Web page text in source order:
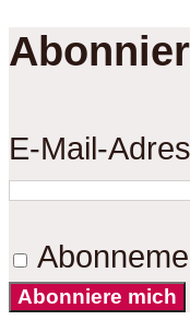
E-Mail-
Abonniere mich